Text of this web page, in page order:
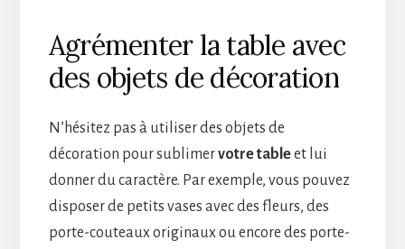
Agrémenter la table avec
des objets de décoration
N’hésitez pas à utiliser des objets de
décoration pour sublimervotre tableet lui
donner du caractère. Par exemple, vous pouvez
disposer de petits vases avec des fleurs, des
porte-couteaux originaux ou encore des porte-